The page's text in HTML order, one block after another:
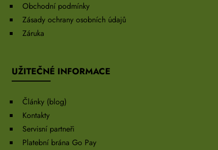
Obchodní podmínky
Zásady ochrany osobních údajů
Záruka
UŽITEČNÉ INFORMACE
Články (blog)
Kontakty
Servisní partneři
Platební brána Go Pay